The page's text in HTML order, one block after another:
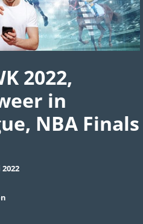
2022,
in
NBA Finals